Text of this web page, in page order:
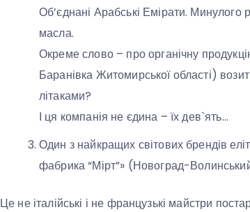
Об’єднані Арабські Емірати.
масла.
Окреме слово – про органічну
Баранівка Житомирської області)
літаками?
І ця компанія не єдина – їх дев`ять…
Один з найкращих світових брендів
фабрика “Мірт”» (Новоград-
Це не італійські і не французькі майстри